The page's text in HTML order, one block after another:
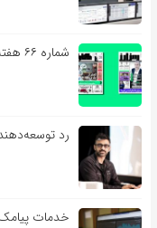
شماره ۶۶ هفته‌نامه کارنگ و رمزارز شماره ۳۶ منتشر شد
رد
خدمات پیامک